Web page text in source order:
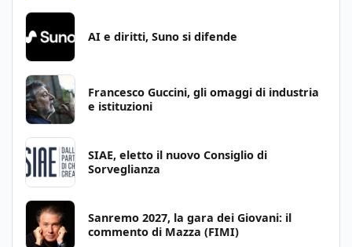
AI e diritti, Suno si difende
Francesco Guccini, gli omaggi di industria
e istituzioni
SIAE, eletto il nuovo Consiglio di
Sorveglianza
Sanremo 2027, la gara dei Giovani: il
commento di Mazza (FIMI)